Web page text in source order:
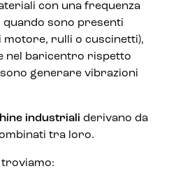
con una frequenza
sono presenti
motore, rulli o cuscinetti),
nel baricentro rispetto
generare vibrazioni
industriali derivano da
tra loro.
troviamo: